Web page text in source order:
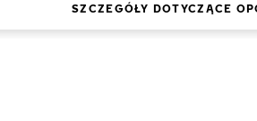
SZCZEGÓŁY DOTYCZĄCE